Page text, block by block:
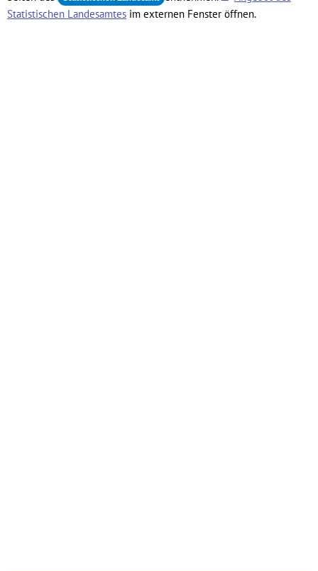
Statistischen Landesamtes im externen Fenster öffnen.